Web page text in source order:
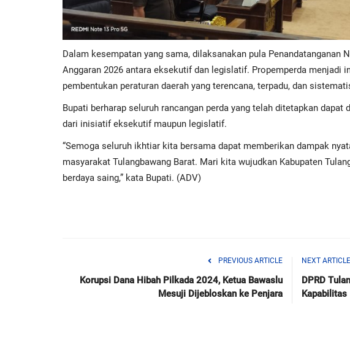
Dalam kesempatan yang sama, dilaksanakan pula Penandatanganan
Anggaran 2026 antara eksekutif dan legislatif. Propemperda menjadi
pembentukan peraturan daerah yang terencana, terpadu, dan
Bupati berharap seluruh rancangan perda yang telah ditetapkan
dari inisiatif eksekutif maupun legislatif.
“Semoga seluruh ikhtiar kita bersama dapat memberikan dampak
masyarakat Tulangbawang Barat. Mari kita wujudkan Kabupaten
berdaya saing,” kata Bupati. (ADV)
PREVIOUS ARTICLE
Korupsi Dana Hibah Pilkada 2024, Ketua Bawaslu
Mesuji Dijebloskan ke Penjara
NEXT ARTICLE
DPRD
Kapabilitas